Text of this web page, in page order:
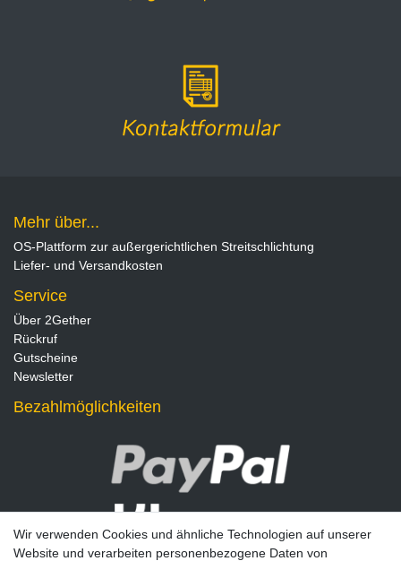
Mehr über...
OS-Plattform zur außergerichtlichen Streitschlichtung
Liefer- und Versandkosten
Service
Über 2Gether
Rückruf
Gutscheine
Newsletter
Bezahlmöglichkeiten
Wir verwenden Cookies und ähnliche Technologien auf unserer
Website und verarbeiten personenbezogene Daten von